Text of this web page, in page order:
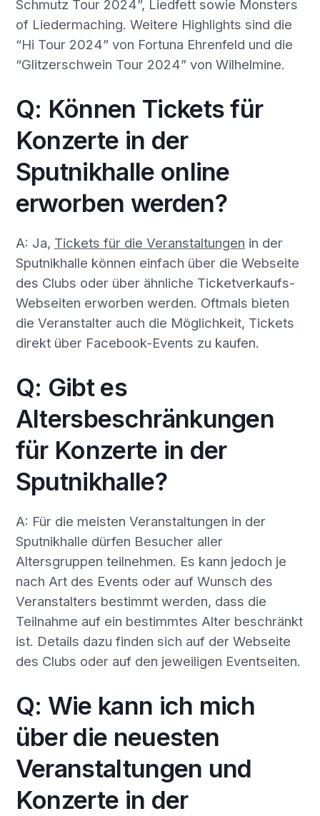
Schmutz Tour 2024”, Liedfett sowie Monsters
of Liedermaching. Weitere Highlights sind die
“Hi Tour 2024” von Fortuna Ehrenfeld und die
“Glitzerschwein Tour 2024” von Wilhelmine.
Q: Können Tickets für
Konzerte in der
Sputnikhalle online
erworben werden?
A: Ja, Tickets für die Veranstaltungen in der
Sputnikhalle können einfach über die Webseite
des Clubs oder über ähnliche Ticketverkaufs-
Webseiten erworben werden. Oftmals bieten
die Veranstalter auch die Möglichkeit, Tickets
direkt über Facebook-Events zu kaufen.
Q: Gibt es
Altersbeschränkungen
für Konzerte in der
Sputnikhalle?
A: Für die meisten Veranstaltungen in der
Sputnikhalle dürfen Besucher aller
Altersgruppen teilnehmen. Es kann jedoch je
nach Art des Events oder auf Wunsch des
Veranstalters bestimmt werden, dass die
Teilnahme auf ein bestimmtes Alter beschränkt
ist. Details dazu finden sich auf der Webseite
des Clubs oder auf den jeweiligen Eventseiten.
Q: Wie kann ich mich
über die neuesten
Veranstaltungen und
Konzerte in der